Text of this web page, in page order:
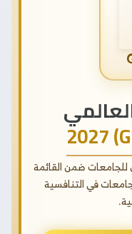
للجامعات ضمن القائمة
في التنافسية